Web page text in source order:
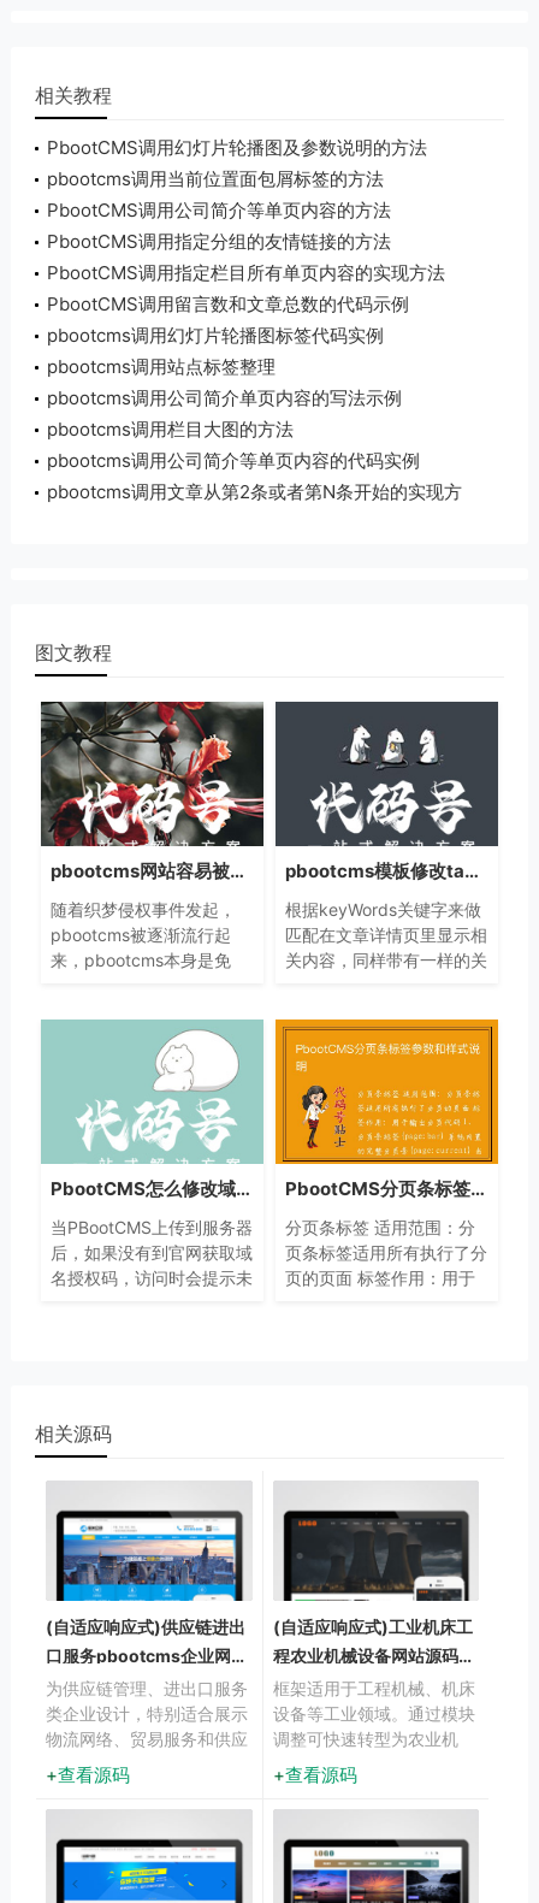
相关教程
PbootCMS调用幻灯片轮播图及参数说明的方法
pbootcms调用当前位置面包屑标签的方法
PbootCMS调用公司简介等单页内容的方法
PbootCMS调用指定分组的友情链接的方法
PbootCMS调用指定栏目所有单页内容的实现方法
PbootCMS调用留言数和文章总数的代码示例
pbootcms调用幻灯片轮播图标签代码实例
pbootcms调用站点标签整理
pbootcms调用公司简介单页内容的写法示例
pbootcms调用栏目大图的方法
pbootcms调用公司简介等单页内容的代码实例
pbootcms调用文章从第2条或者第N条开始的实现方
图文教程
pbootcms网站容易被攻击被黑吗？
随着织梦侵权事件发起，
pbootcms被逐渐流行起
来，pbootcms本身是免
特别多，用户多的地方就会
pbootcms模板修改tags实现keywords内容关联匹配的代码实例
根据keyWords关键字来做
匹配在文章详情页里显示相
关内容，同样带有一样的关
文件 找到
PbootCMS怎么修改域名授权提示信息
当PBootCMS上传到服务器
后，如果没有到官网获取域
名授权码，访问时会提示未
PbootCMS分页条标签参数和样式说明
分页条标签 适用范围：分
页条标签适用所有执行了分
页的页面 标签作用：用于
相关源码
(自适应响应式)供应链进出
口服务pbootcms企业网站
源码
为供应链管理、进出口服务
类企业设计，特别适合展示
物流网络、贸易服务和供应
链解决方案。采用响应式技
术，确保在各类设备上都能
呈现企业服务内容。
查看源码
(自适应响应式)工业机床工
程农业机械设备网站源码下
载
框架适用于工程机械、机床
设备等工业领域。通过模块
调整可快速转型为农业机
械、物流设备展示系统。预
留7种工业产品展示模板。
查看源码